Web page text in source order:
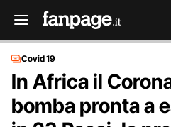
Covid 19
In Africa il
bomba pronta a